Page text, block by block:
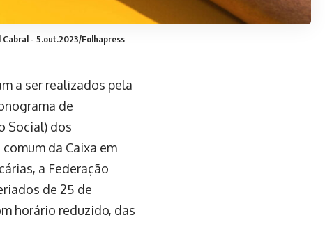
Cabral - 5.out.2023/Folhapress
a ser realizados pela
de
Social) dos
da Caixa em
a Federação
de 25 de
horário reduzido, das